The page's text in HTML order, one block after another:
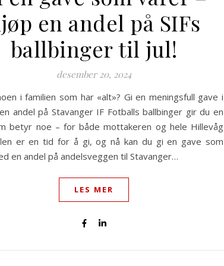
en andel på SIFs
ballbinger til jul!
desember 20, 2024
i familien som har «alt»? Gi en meningsfull gave i
andel på Stavanger IF Fotballs ballbinger gir du en
betyr noe – for både mottakeren og hele Hillevåg
er en tid for å gi, og nå kan du gi en gave som
en andel på andelsveggen til Stavanger…
LES MER